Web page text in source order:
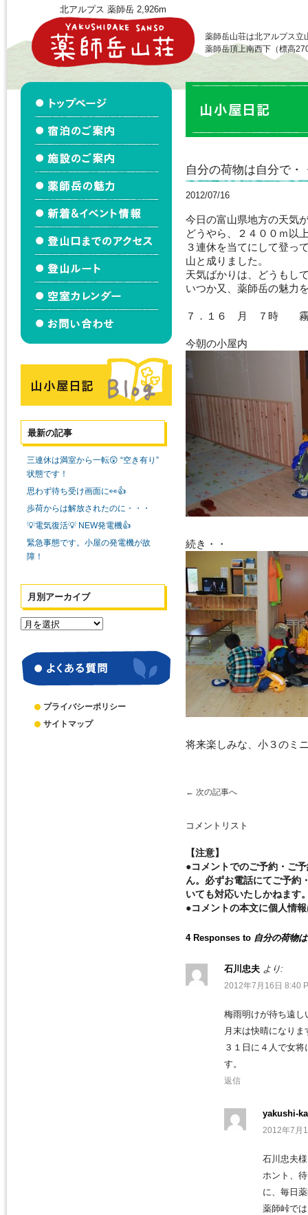
北アルプス 薬師岳 2,926m
薬師岳山荘は北アルプス立
薬師岳頂上南西下（標高
自分の荷物は自分で・
2012/07/16
今日の富山県地方の天気
どうやら、２４００ｍ以
３連休を当てにして登っ
山と成りました。
天気ばかりは、どうもし
いつか又、薬師岳の魅力
７．１６ 月 ７時
今朝の小屋内
続き・・
将来楽しみな、小３のミ
← 次の記事へ
コメントリスト
【注意】
●コメントでのご予約・ご
ん。必ずお電話にてご予約
いても対応いたしかねます
●コメントの本文に個人情
4 Responses to 自分の荷物
石川忠夫 より:
2012年7月16日 8:40
梅雨明けが待ち遠し
月末は快晴になり
３１日に４人で女
す。
返信
yakushi-
2012年7月
石川忠夫様
ホント、
に、毎日
薬師峠で
最新の記事
三連休は満室から一転😲 “空き有り”
状態です！
思わず待ち受け画面に👀👍
歩荷からは解放されたのに・・・
💡電気復活💡 NEW発電機👍
緊急事態です。小屋の発電機が故
障！
月別アーカイブ
月
ー
カ
プライバシーポリシー
サイトマップ